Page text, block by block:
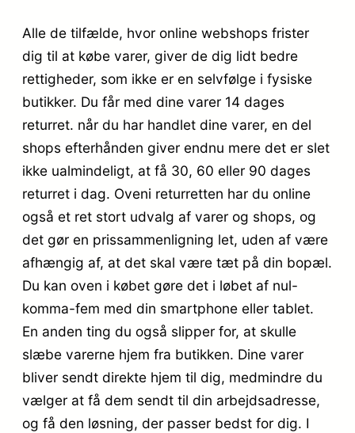
Alle de tilfælde, hvor online webshops frister
dig til at købe varer, giver de dig lidt bedre
rettigheder, som ikke er en selvfølge i fysiske
butikker. Du får med dine varer 14 dages
returret. når du har handlet dine varer, en del
shops efterhånden giver endnu mere det er slet
ikke ualmindeligt, at få 30, 60 eller 90 dages
returret i dag. Oveni returretten har du online
også et ret stort udvalg af varer og shops, og
det gør en prissammenligning let, uden af være
afhængig af, at det skal være tæt på din bopæl.
Du kan oven i købet gøre det i løbet af nul-
komma-fem med din smartphone eller tablet.
En anden ting du også slipper for, at skulle
slæbe varerne hjem fra butikken. Dine varer
bliver sendt direkte hjem til dig, medmindre du
vælger at få dem sendt til din arbejdsadresse,
og få den løsning, der passer bedst for dig. I